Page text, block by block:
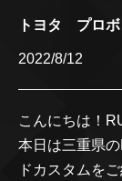
トヨタ プロボ
2022/8/12
こんにちは！
本日は三重県
ドカスタムを